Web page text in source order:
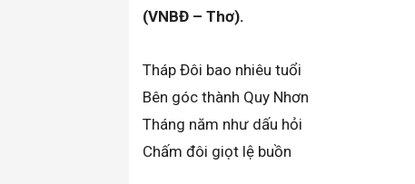
(VNBĐ – Thơ).
Tháp Đôi bao nhiêu tuổi
Bên góc thành Quy Nhơn
Tháng năm như dấu hỏi
Chấm đôi giọt lệ buồn